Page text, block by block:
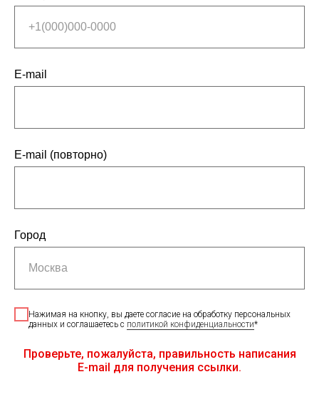
+1(000)000-0000
E-mail
E-mail (повторно)
Город
Москва
Нажимая на кнопку, вы даете согласие на обработку персональных
данных и соглашаетесь c политикой конфиденциальности*
Проверьте, пожалуйста, правильность написания
E-mail для получения ссылки.